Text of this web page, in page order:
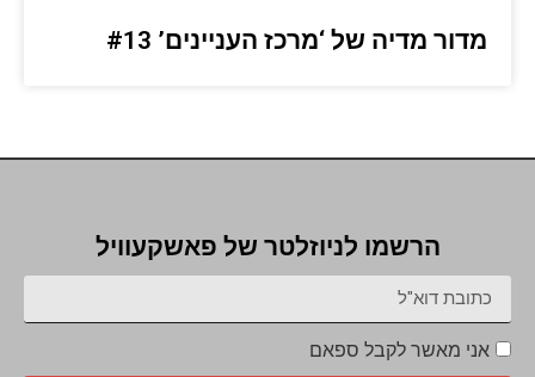
מדור מדיה של ‘מרכז העניינים’ #13
הרשמו לניוזלטר של פאשקעוויל
אני מאשר לקבל ספאם